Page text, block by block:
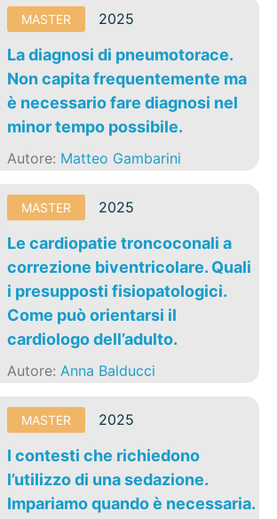
MASTER 2025
La diagnosi di pneumotorace.
Non capita frequentemente ma
è necessario fare diagnosi nel
minor tempo possibile.
Autore: Matteo Gambarini
MASTER 2025
Le cardiopatie troncoconali a
correzione biventricolare. Quali
i presupposti fisiopatologici.
Come può orientarsi il
cardiologo dell’adulto.
Autore:Anna Balducci
MASTER 2025
I contesti che richiedono
l’utilizzo di una sedazione.
Impariamo quando è necessaria.